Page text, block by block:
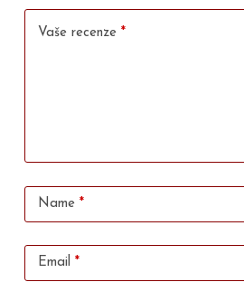
Vaše recenze *
Name*
Email *